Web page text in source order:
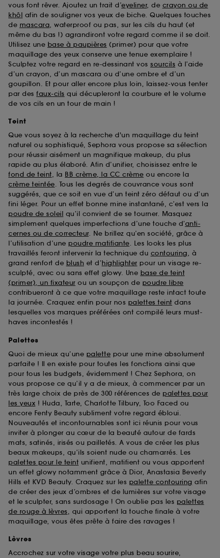
vous font rêver. Ajoutez un trait d’eyeliner, de crayon ou de
khôl afin de souligner vos yeux de biche. Quelques touches
de mascara, waterproof ou pas, sur les cils du haut (et
même du bas !) agrandiront votre regard comme il se doit.
Utilisez une base à paupières (primer) pour que votre
maquillage des yeux conserve une tenue exemplaire !
Sculptez votre regard en re-dessinant vos sourcils à l’aide
d’un crayon, d’un mascara ou d’une ombre et d’un
goupillon. Et pour aller encore plus loin, laissez-vous tenter
par des faux-cils qui décupleront la courbure et le volume
de vos cils en un tour de main !
Teint
Que vous soyez à la recherche d'un maquillage du teint
naturel ou sophistiqué, Sephora vous propose sa sélection
pour réussir aisément un magnifique makeup, du plus
rapide au plus élaboré. Afin d’unifier, choisissez entre le
fond de teint, la BB crème, la CC crème ou encore la
crème teintée. Tous les degrés de couvrance vous sont
suggérés, que ce soit en vue d’un teint zéro défaut ou d’un
fini léger. Pour un effet bonne mine instantané, c’est vers la
poudre de soleil qu’il convient de se tourner. Masquez
simplement quelques imperfections d’une touche d’anti-
cernes ou de correcteur. Ne brillez qu’en société, grâce à
l’utilisation d’une poudre matifiante. Les looks les plus
travaillés feront intervenir la technique du contouring, à
grand renfort de blush et d’highlighter pour un visage re-
sculpté, avec ou sans effet glowy. Une base de teint
(primer), un fixateur ou un soupçon de poudre libre
contribueront à ce que votre maquillage reste intact toute
la journée. Craquez enfin pour nos palettes teint dans
lesquelles vos marques préférées ont compilé leurs must-
haves incontestés !
Palettes
Quoi de mieux qu’une palette pour une mine absolument
parfaite ! Il en existe pour toutes les fonctions ainsi que
pour tous les budgets, évidemment ! Chez Sephora, on
vous propose ce qu’il y a de mieux, à commencer par un
très large choix de près de 300 références de palettes pour
les yeux ! Huda, Tarte, Charlotte Tilbury, Too Faced ou
encore Fenty Beauty subliment votre regard ébloui.
Nouveautés et incontournables sont ici réunis pour vous
inviter à plonger au cœur de la beauté autour de fards
mats, satinés, irisés ou pailletés. A vous de créer les plus
beaux makeups, qu’ils soient nude ou chamarrés. Les
palettes pour le teint unifient, matifient ou vous apportent
un effet glowy notamment grâce à Dior, Anastasia Beverly
Hills et KVD Beauty. Craquez sur les palette contouring afin
de créer des jeux d’ombres et de lumières sur votre visage
et le sculpter, sans surdosage ! On oublie pas les palettes
de rouge à lèvres, qui apportent la touche finale à votre
maquillage, vous êtes prête à faire des ravages !
Lèvres
Accrochez sur votre visage votre plus beau sourire,